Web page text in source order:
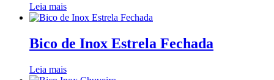
Leia mais
Bico de Inox Estrela Fechada
Leia mais